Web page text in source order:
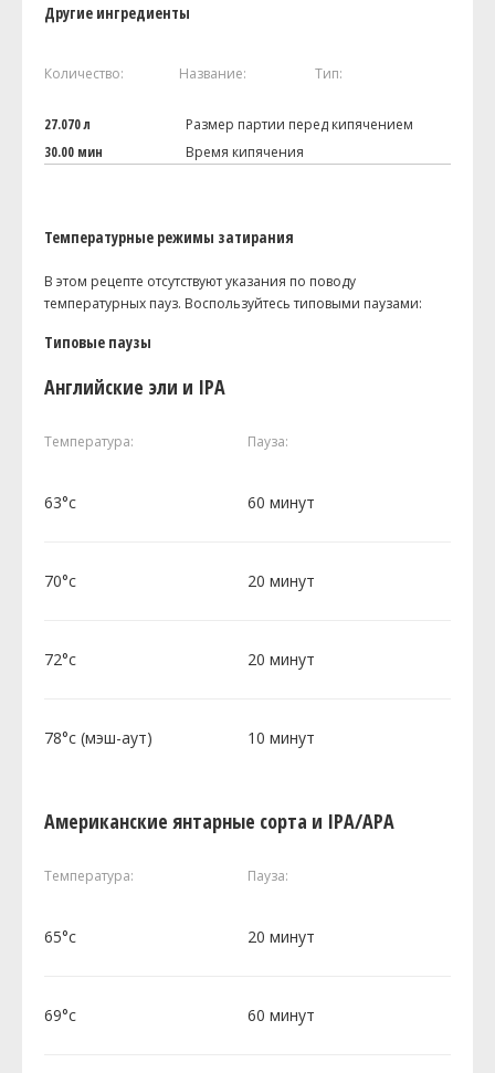
Другие ингредиенты
Количество: Название: Тип:
27.070 л
Размер партии перед кипячением
30.00 мин
Время кипячения
Температурные режимы затирания
В этом рецепте отсутствуют указания по поводу
температурных пауз. Воспользуйтесь типовыми паузами:
Типовые паузы
Английские эли и IPA
Температура: Пауза:
63°c 60 минут
70°c 20 минут
72°c 20 минут
78°c (мэш-аут) 10 минут
Американские янтарные сорта и IPA/APA
Температура: Пауза:
65°c 20 минут
69°c 60 минут